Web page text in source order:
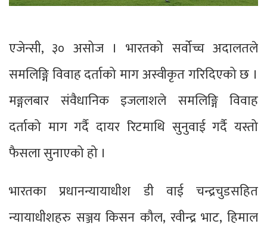
एजेन्सी, ३० असोज । भारतको सर्वोच्च अदालतले
समलिङ्गि विवाह दर्ताको माग अस्वीकृत गरिदिएको छ ।
मङ्गलबार संवैधानिक इजलाशले समलिङ्गि विवाह
दर्ताको माग गर्दै दायर रिटमाथि सुनुवाई गर्दै यस्तो
फैसला सुनाएको हो ।
भारतका प्रधानन्यायाधीश डी वाई चन्द्रचुडसहित
न्यायाधीशहरु सञ्जय किसन कौल, रवीन्द्र भाट, हिमाल